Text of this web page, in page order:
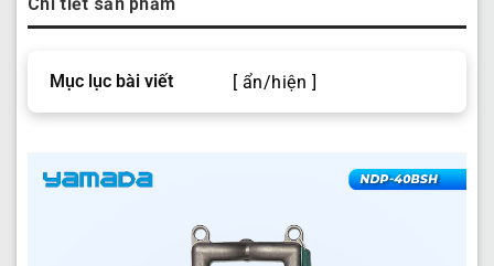
Mục lục bài viết [ ẩn/hiện ]